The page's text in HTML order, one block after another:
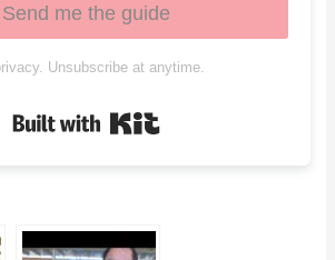
Send me the guide
Unsubscribe at anytime.